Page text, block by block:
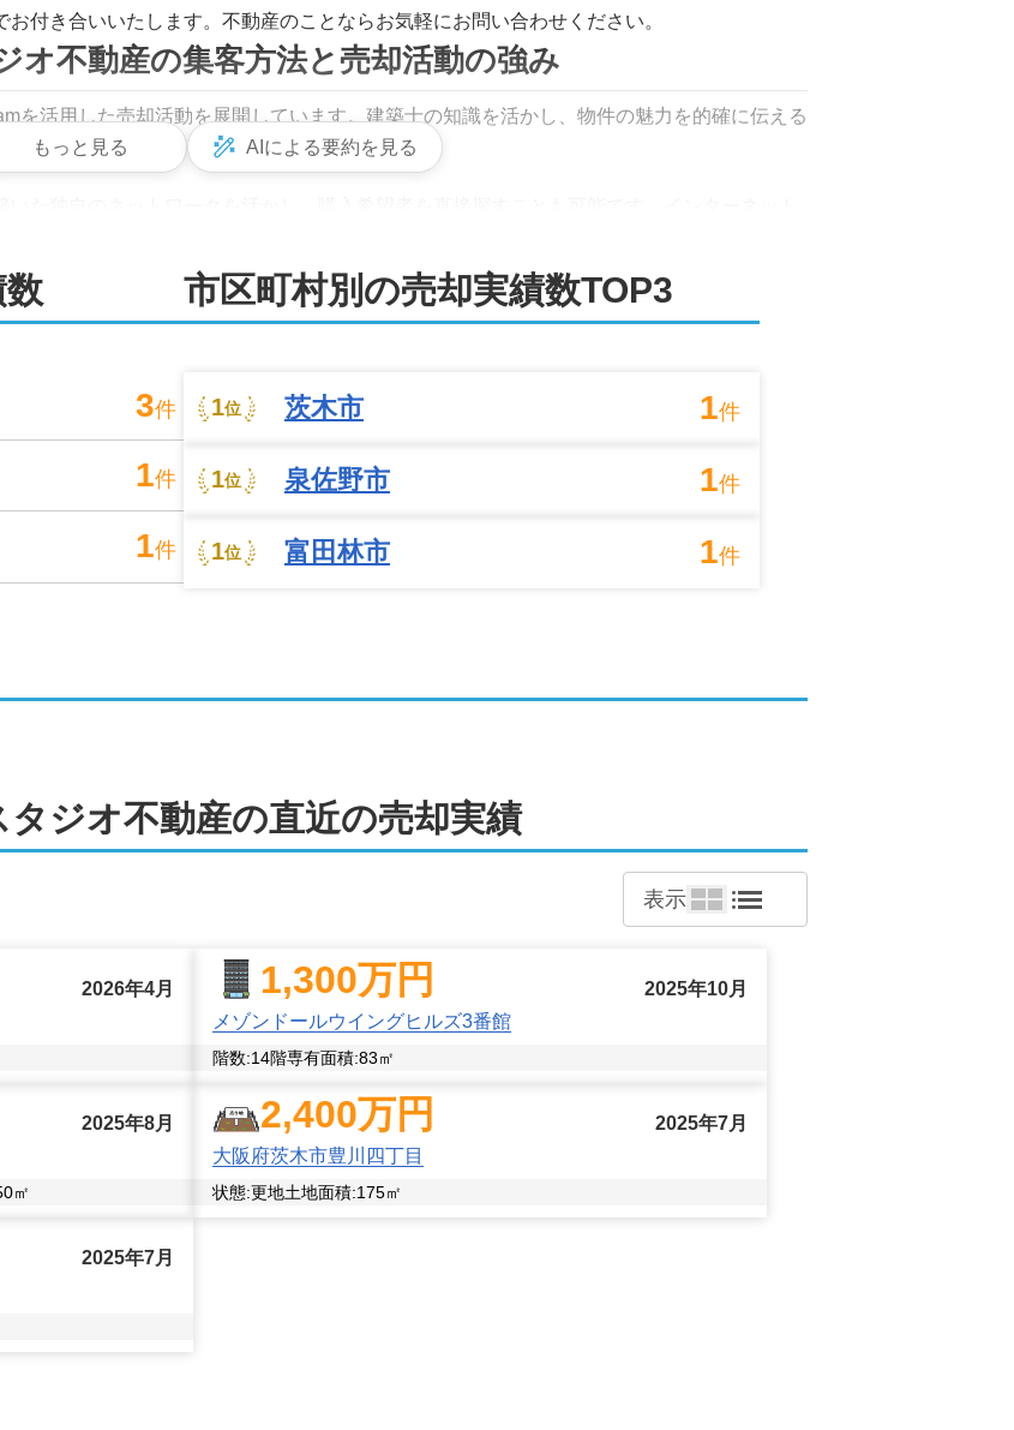
付き合いいたします。不動産のことならお気軽にお問い合わせください。
オ不動産の集客方法と売却活動の強み
を活用した売却活動を展開しています。建築士の知識を活かし、物件の魅力を的確に伝える
るからこその購入希望者への的確な説明を実施してまいります。売主様のご希望に寄り添
で、不動産売却は弊社にお任せください。
選びいただけます。売却期限が迫っている方や周囲に知られずに売却されたい方も、安心し
な売却方法をご提案いたします。
意しております。引越し業者や不用品処分業者のご紹介にも対応可能。売却後のお住まい
。
ニングスタジオ不動産にお任せください！
舗には駐車場を完備しておりますので、お車でもお越しいただけます。駅までのご送迎や
様のご都合の良いタイミングでお問い合わせいただけるよう、いつでもご連絡可能な体制
もっと見る AIによる要約を見る
3件
1件
1件
市区町村別の売却実績数TOP3
1位 茨木市 1件
1位 泉佐野市 1件
1位 富田林市 1件
ジオ不動産の直近の売却実績
表示
2026年4月
1,300万円
2025年10月
メゾンドールウイングヒルズ3番館
階数:14階専有面積:83㎡
2025年8月
㎡
2,400万円
2025年7月
大阪府茨木市豊川四丁目
状態:更地土地面積:175㎡
2025年7月